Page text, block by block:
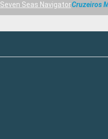
Seven Seas NavigatorCruzeiros